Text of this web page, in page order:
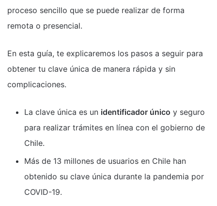
proceso sencillo que se puede realizar de forma
remota o presencial.
En esta guía, te explicaremos los pasos a seguir para
obtener tu clave única de manera rápida y sin
complicaciones.
La clave única es un identificador único y seguro
para realizar trámites en línea con el gobierno de
Chile.
Más de 13 millones de usuarios en Chile han
obtenido su clave única durante la pandemia por
COVID-19.